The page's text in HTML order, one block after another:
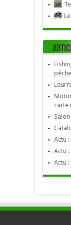
carte
Actu :
Actu
Actu